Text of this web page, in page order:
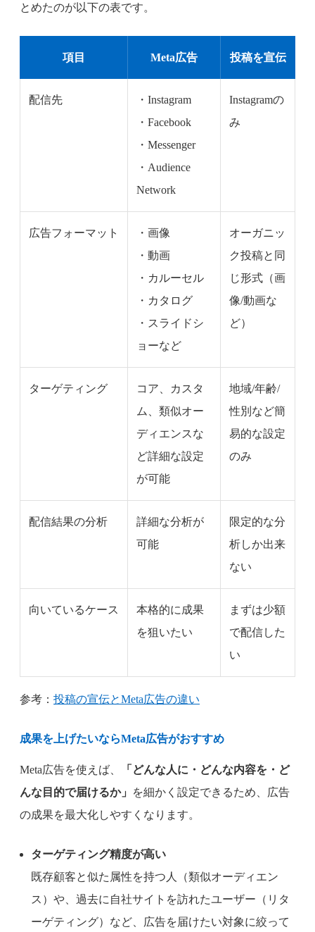
とめたのが以下の表です。
項目 Meta広告 投稿を宣伝
配信先
・Instagram
・Facebook
・Messenger
・Audience
Network
Instagramの
み
広告フォーマット
・画像
・動画
・カルーセル
・カタログ
・スライドシ
ョーなど
オーガニッ
ク投稿と同
じ形式（画
像/動画な
ど）
ターゲティング
コア、カスタ
ム、類似オー
ディエンスな
ど詳細な設定
が可能
地域/年齢/
性別など簡
易的な設定
のみ
配信結果の分析
詳細な分析が
可能
限定的な分
析しか出来
ない
向いているケース
本格的に成果
を狙いたい
まずは少額
で配信した
い
参考： 投稿の宣伝とMeta広告の違い
成果を上げたいならMeta広告がおすすめ
Meta広告を使えば、
「どんな人に・どんな内容を・ど
んな目的で届けるか」
を細かく設定できるため、広告
の成果を最大化しやすくなります。
ターゲティング精度が高い
既存顧客と似た属性を持つ人（類似オーディエン
ス）や、過去に自社サイトを訪れたユーザー（リタ
ーゲティング）など、広告を届けたい対象に絞って